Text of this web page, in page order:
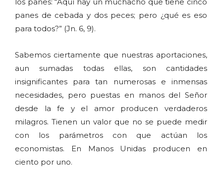
los panes: “Aquí hay un muchacho que tiene cinco
panes de cebada y dos peces; pero ¿qué es eso
para todos?” (Jn. 6, 9).
Sabemos ciertamente que nuestras aportaciones,
aun sumadas todas ellas, son cantidades
insignificantes para tan numerosas e inmensas
necesidades, pero puestas en manos del Señor
desde la fe y el amor producen verdaderos
milagros. Tienen un valor que no se puede medir
con los parámetros con que actúan los
economistas. En Manos Unidas producen en
ciento por uno.